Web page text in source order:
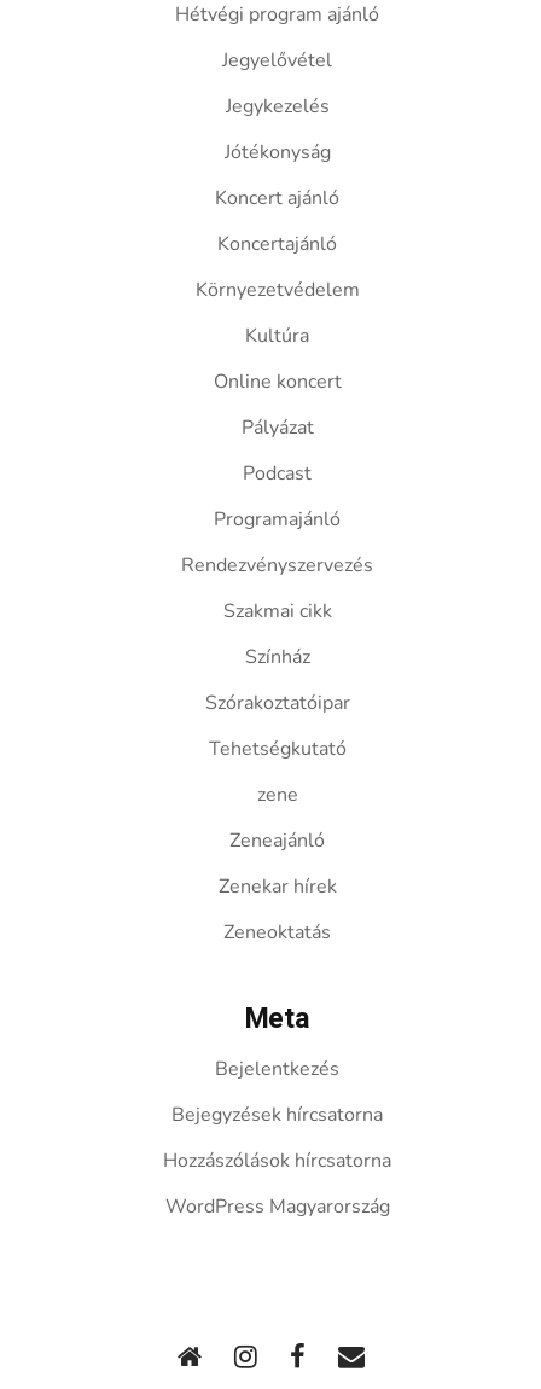
Hétvégi program ajánló
Jegyelővétel
Jegykezelés
Jótékonyság
Koncert ajánló
Koncertajánló
Környezetvédelem
Kultúra
Online koncert
Pályázat
Podcast
Programajánló
Rendezvényszervezés
Szakmai cikk
Színház
Szórakoztatóipar
Tehetségkutató
zene
Zeneajánló
Zenekar hírek
Zeneoktatás
Meta
Bejelentkezés
Bejegyzések hírcsatorna
Hozzászólások hírcsatorna
WordPress Magyarország